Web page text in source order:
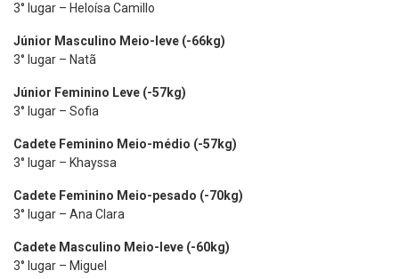
3° lugar – Heloísa Camillo
Júnior Masculino Meio-leve (-66kg)
3° lugar – Natã
Júnior Feminino Leve (-57kg)
3° lugar – Sofia
Cadete Feminino Meio-médio (-57kg)
3° lugar – Khayssa
Cadete Feminino Meio-pesado (-70kg)
3° lugar – Ana Clara
Cadete Masculino Meio-leve (-60kg)
3° lugar – Miguel